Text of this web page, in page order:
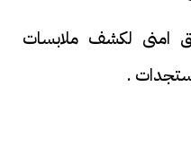
امنى لكشف ملابسات
.